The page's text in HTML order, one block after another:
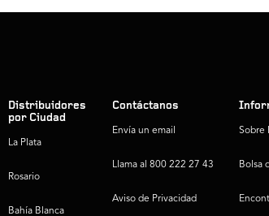
Distribuidores
por Ciudad
La Plata
Rosario
Bahía Blanca
Contáctanos
Envía un email
Llama al 800 222 27 43
Aviso de Privacidad
Sobre
Bolsa